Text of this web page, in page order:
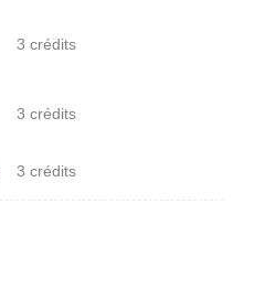
3 crédits
3 crédits
3 crédits